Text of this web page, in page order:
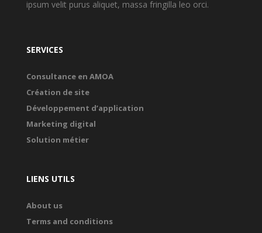
ipsum velit purus aliquet, massa fringilla leo orci.
SERVICES
Consultance en AMOA
Création de site
Développement d’application
Marketing digital
Solution métier
LIENS UTILS
About us
Terms and conditions